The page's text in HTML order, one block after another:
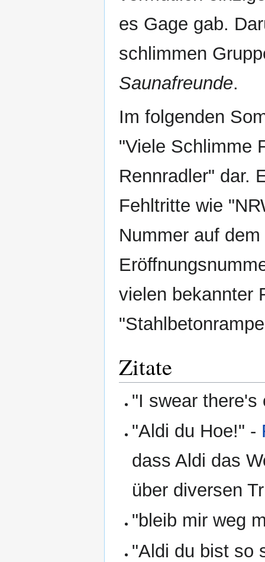
es Gage gab.
schlimmen
Saunafreunde.
Im folgenden
"Viele Schlimme
Rennradler" dar.
Fehltritte wie
Nummer auf
vielen bekannter
Zitate
"I swear there's
"Aldi du Hoe!" -
dass Aldi das
über diversen
"bleib mir weg
"Aldi du bist so